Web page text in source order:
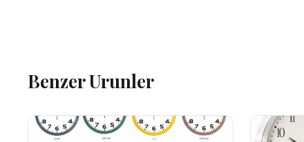
Benzer Urunler